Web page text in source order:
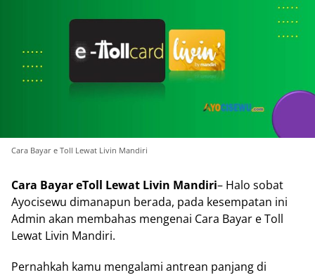
Cara Bayar e Toll Lewat Livin Mandiri
Cara Bayar eToll Lewat Livin Mandiri– Halo sobat
Ayocisewu dimanapun berada, pada kesempatan ini
Admin akan membahas mengenai Cara Bayar e Toll
Lewat Livin Mandiri.
Pernahkah kamu mengalami antrean panjang di